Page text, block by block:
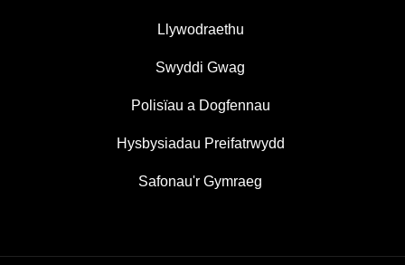
Llywodraethu
Swyddi Gwag
Polisïau a Dogfennau
Hysbysiadau Preifatrwydd
Safonau'r Gymraeg